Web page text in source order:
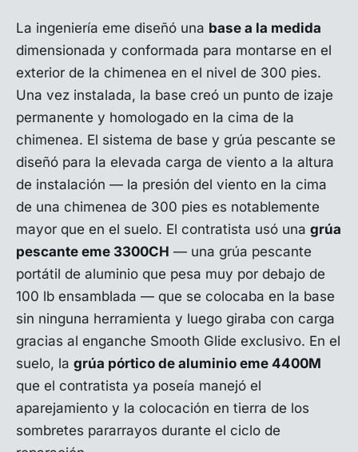
La ingeniería eme diseñó una base a la medida
dimensionada y conformada para montarse en el
exterior de la chimenea en el nivel de 300 pies.
Una vez instalada, la base creó un punto de izaje
permanente y homologado en la cima de la
chimenea. El sistema de base y grúa pescante se
diseñó para la elevada carga de viento a la altura
de instalación — la presión del viento en la cima
de una chimenea de 300 pies es notablemente
mayor que en el suelo. El contratista usó una grúa
pescante eme 3300CH — una grúa pescante
portátil de aluminio que pesa muy por debajo de
100 lb ensamblada — que se colocaba en la base
sin ninguna herramienta y luego giraba con carga
gracias al enganche Smooth Glide exclusivo. En el
suelo, la grúa pórtico de aluminio eme 4400M
que el contratista ya poseía manejó el
aparejamiento y la colocación en tierra de los
sombretes pararrayos durante el ciclo de